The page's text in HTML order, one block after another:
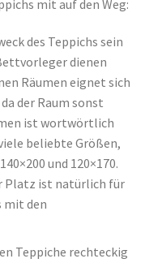
mit auf den Weg:
des Teppichs sein
dienen
Räumen eignet sich
der Raum sonst
ist wortwörtlich
beliebte Größen,
und 120×170.
Platz ist natürlich für
mit den
Teppiche rechteckig